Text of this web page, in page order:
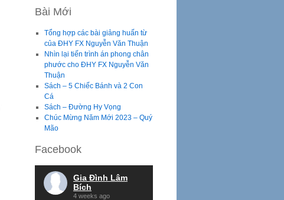
Bài Mới
Tổng hợp các bài giảng huấn từ
của ĐHY FX Nguyễn Văn Thuận
Nhìn lại tiến trình án phong chân
phước cho ĐHY FX Nguyễn Văn
Thuận
Sách – 5 Chiếc Bánh và 2 Con
Cá
Sách – Đường Hy Vọng
Chúc Mừng Năm Mới 2023 – Quý
Mão
Facebook
Gia Đình Lâm
Bích
4 weeks ago